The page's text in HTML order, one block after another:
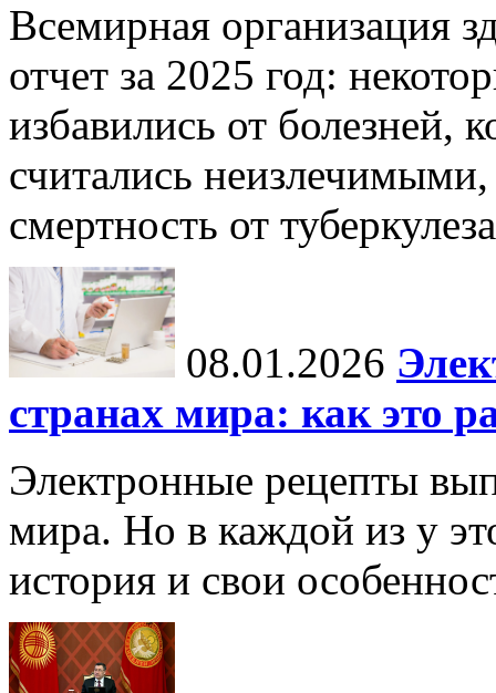
Всемирная организация
отчет за 2025 год:
избавились от болезней,
считались неизлечимыми,
смертность от
08.01.2026
странах мира: как это
Электронные рецепты
мира. Но в каждой из у
история и свои